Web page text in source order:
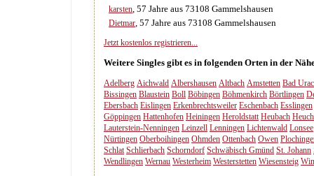
karsten, 57 Jahre aus 73108 Gammelshausen
Dietmar, 57 Jahre aus 73108 Gammelshausen
Jetzt kostenlos registrieren...
Weitere Singles gibt es in folgenden Orten in der
Adelberg Aichwald Albershausen Altbach Amstetten Bad
Bissingen Blaustein Boll Böbingen Böhmenkirch Börtlingen
Ebersbach Eislingen Erkenbrechtsweiler Eschenbach Esslingen
Göppingen Hattenhofen Heiningen Heroldstatt Heubach
Lauterstein-Nenningen Leinzell Lenningen Lichtenwald Lonsee
Nürtingen Oberboihingen Ohmden Ottenbach Owen
Schlat Schlierbach Schorndorf Schwäbisch Gmünd St. Johann
Wendlingen Wernau Westerheim Westerstetten Wiesensteig